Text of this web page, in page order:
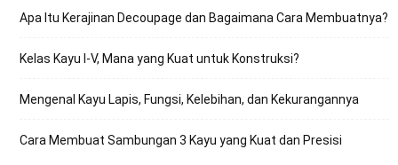
Apa Itu Kerajinan Decoupage dan Bagaimana Cara Membuatnya?
Kelas Kayu I-V, Mana yang Kuat untuk Konstruksi?
Mengenal Kayu Lapis, Fungsi, Kelebihan, dan Kekurangannya
Cara Membuat Sambungan 3 Kayu yang Kuat dan Presisi